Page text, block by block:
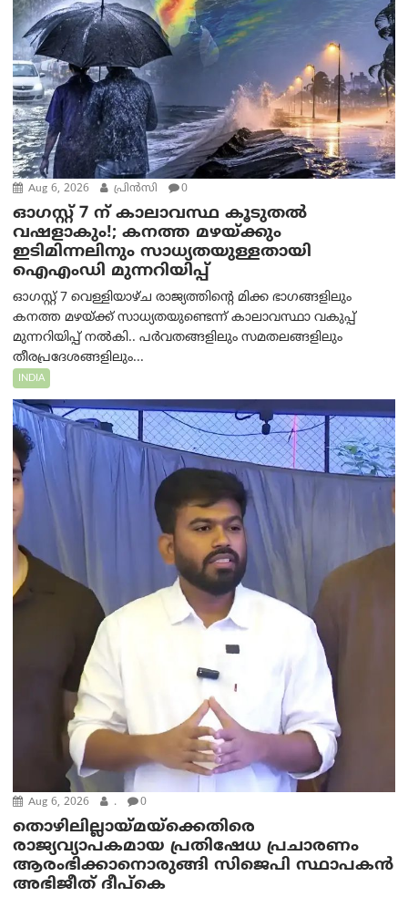
Aug 6, 2026 പ്രിന്‍സി 0
ഓഗസ്റ്റ് 7 ന് കാലാവസ്ഥ കൂടുതൽ
വഷളാകും!; കനത്ത മഴയ്ക്കും
ഇടിമിന്നലിനും സാധ്യതയുള്ളതായി
ഐഎംഡി മുന്നറിയിപ്പ്
ഓഗസ്റ്റ് 7 വെള്ളിയാഴ്ച രാജ്യത്തിന്റെ മിക്ക ഭാഗങ്ങളിലും
കനത്ത മഴയ്ക്ക് സാധ്യതയുണ്ടെന്ന് കാലാവസ്ഥാ വകുപ്പ്
മുന്നറിയിപ്പ് നൽകി.. പർവതങ്ങളിലും സമതലങ്ങളിലും
തീരപ്രദേശങ്ങളിലും...
INDIA
Aug 6, 2026 . 0
തൊഴിലില്ലായ്മയ്ക്കെതിരെ
രാജ്യവ്യാപകമായ പ്രതിഷേധ പ്രചാരണം
ആരംഭിക്കാനൊരുങ്ങി സിജെപി സ്ഥാപകന്‍
അഭിജീത് ദീപ്കെ